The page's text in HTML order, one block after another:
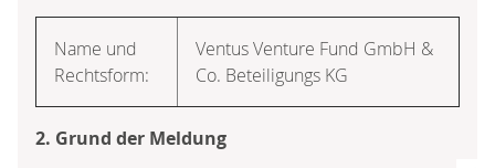
Name und
Rechtsform:
Ventus Venture Fund GmbH &
Co. Beteiligungs KG
2. Grund der Meldung